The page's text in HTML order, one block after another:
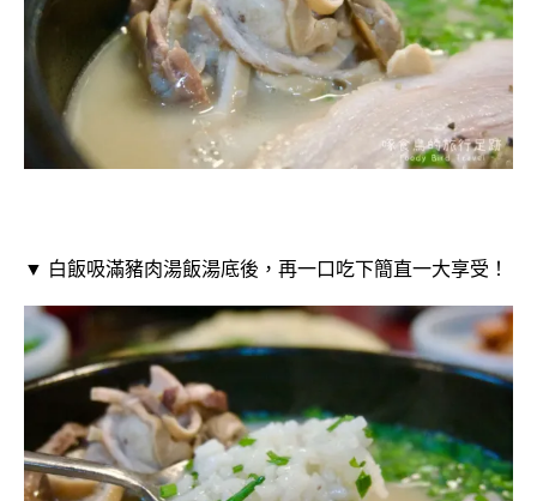
▼ 白飯吸滿豬肉湯飯湯底後，再一口吃下簡直一大享受！